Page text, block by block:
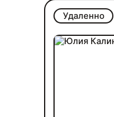
Удаленно